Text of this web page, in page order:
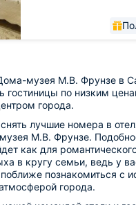
музея М.В. Фрунзе в
гостиницы по низким
города.
лучшие номера в
М.В. Фрунзе.
как для
в кругу семьи, ведь у
познакомиться с
города.